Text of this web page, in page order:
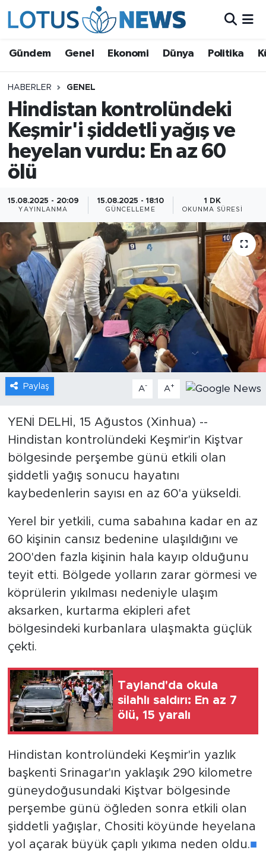
Gündem Genel Ekonomi Dünya Politika
HABERLER GENEL
Hindistan kontrolündeki
Keşmir'i şiddetli yağış ve
heyelan vurdu: En az 60
ölü
15.08.2025 - 20:09
YAYINLANMA
15.08.2025 - 18:10
GÜNCELLEME
1 DK
OKUNMA SÜRESI
Paylaş A- A+
YENİ DELHİ, 15 Ağustos (Xinhua) --
Hindistan kontrolündeki Keşmir'in Kiştvar
bölgesinde perşembe günü etkili olan
şiddetli yağış sonucu hayatını
kaybedenlerin sayısı en az 60'a yükseldi.
Yerel bir yetkili, cuma sabahına kadar en az
60 kişinin cansız bedenine ulaşıldığını ve
200'den fazla kişinin hala kayıp olduğunu
teyit etti. Bölgede yolların zarar görmesi ve
köprülerin yıkılması nedeniyle ulaşım
aksarken, kurtarma ekipleri afet
bölgesindeki kurbanlara ulaşmakta güçlük
çekti.
Tayland'da okula
silahlı saldırı: En az 7
ölü, 15 yaralı
Hindistan kontrolündeki Keşmir'in yazlık
başkenti Srinagar'ın yaklaşık 290 kilometre
güneydoğusundaki Kiştvar bölgesinde
perşembe günü öğleden sonra etkili olan
şiddetli yağışlar, Chositi köyünde heyelana
yol açarak büyük çaplı yıkıma neden oldu.■
Ekonomi
Dünya
Politika
Kültür - Sanat ve Tarih
Yaşam
Bilim ve Teknoloji
Çin Fuarları
Gündem
Video
Sağlık
Foto Haber
Xinhua Türkiye
Seyahat